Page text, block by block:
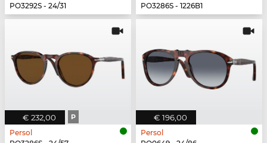
PO3292S - 24/31
PO3286S - 1226B1
€ 232,00 P
Persol
€ 196,00
Persol